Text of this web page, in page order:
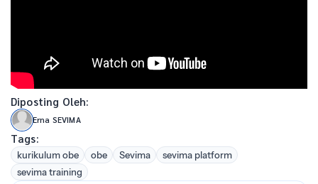
Diposting Oleh:
Erna SEVIMA
Tags:
kurikulum obe obe Sevima
sevima platform
sevima training